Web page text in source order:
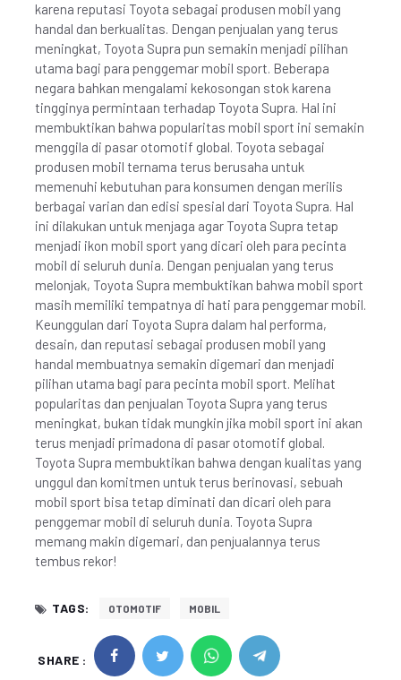
karena reputasi Toyota sebagai produsen mobil yang
handal dan berkualitas. Dengan penjualan yang terus
meningkat, Toyota Supra pun semakin menjadi pilihan
utama bagi para penggemar mobil sport. Beberapa
negara bahkan mengalami kekosongan stok karena
tingginya permintaan terhadap Toyota Supra. Hal ini
membuktikan bahwa popularitas mobil sport ini semakin
menggila di pasar otomotif global. Toyota sebagai
produsen mobil ternama terus berusaha untuk
memenuhi kebutuhan para konsumen dengan merilis
berbagai varian dan edisi spesial dari Toyota Supra. Hal
ini dilakukan untuk menjaga agar Toyota Supra tetap
menjadi ikon mobil sport yang dicari oleh para pecinta
mobil di seluruh dunia. Dengan penjualan yang terus
melonjak, Toyota Supra membuktikan bahwa mobil sport
masih memiliki tempatnya di hati para penggemar mobil.
Keunggulan dari Toyota Supra dalam hal performa,
desain, dan reputasi sebagai produsen mobil yang
handal membuatnya semakin digemari dan menjadi
pilihan utama bagi para pecinta mobil sport. Melihat
popularitas dan penjualan Toyota Supra yang terus
meningkat, bukan tidak mungkin jika mobil sport ini akan
terus menjadi primadona di pasar otomotif global.
Toyota Supra membuktikan bahwa dengan kualitas yang
unggul dan komitmen untuk terus berinovasi, sebuah
mobil sport bisa tetap diminati dan dicari oleh para
penggemar mobil di seluruh dunia. Toyota Supra
memang makin digemari, dan penjualannya terus
tembus rekor!
TAGS: OTOMOTIF MOBIL
SHARE :